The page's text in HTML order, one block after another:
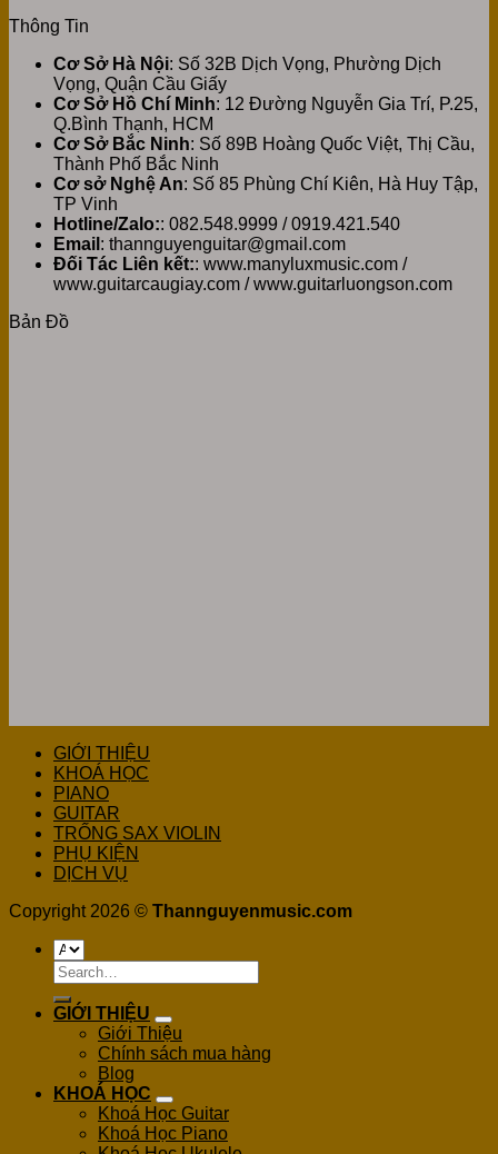
Thông Tin
Cơ Sở Hà Nội: Số 32B Dịch Vọng, Phường Dịch
Vọng, Quận Cầu Giấy
Cơ Sở Hồ Chí Minh: 12 Đường Nguyễn Gia Trí, P.25,
Q.Bình Thạnh, HCM
Cơ Sở Bắc Ninh: Số 89B Hoàng Quốc Việt, Thị Cầu,
Thành Phố Bắc Ninh
Cơ sở Nghệ An: Số 85 Phùng Chí Kiên, Hà Huy Tập,
TP Vinh
Hotline/Zalo:: 082.548.9999 / 0919.421.540
Email : thannguyenguitar@gmail.com
Đối Tác Liên kết:: www.manyluxmusic.com /
www.guitarcaugiay.com / www.guitarluongson.com
Bản Đồ
GIỚI THIỆU
KHOÁ HỌC
PIANO
GUITAR
TRỐNG SAX VIOLIN
PHỤ KIỆN
DỊCH VỤ
Copyright 2026 © Thannguyenmusic.com
Search
for:
GIỚI THIỆU
Giới Thiệu
Chính sách mua hàng
Blog
KHOÁ HỌC
Khoá Học Guitar
Khoá Học Piano